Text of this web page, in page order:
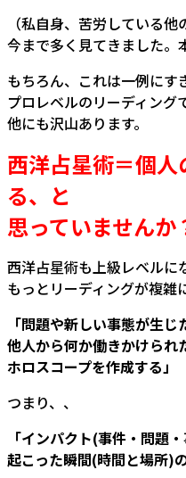
（私自身、苦労している
今まで多く見てきました。
もちろん、これは一例にす
プロレベルのリーディング
他にも沢山あります。
西洋占星術＝個
る、と
思っていませんか
西洋占星術も上級レベルに
もっとリーディングが複雑
「問題や新しい事態が生じ
他人から何か働きかけられ
ホロスコープを作成する」
つまり、、
「インパクト(事件・問題
起こった瞬間(時間と場所)